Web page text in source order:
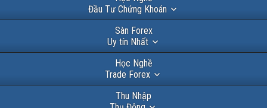
Đầu Tư Chứng Khoán
Sàn Forex
Uy tín Nhất
Học Nghề
Trade Forex
Thu Nhập